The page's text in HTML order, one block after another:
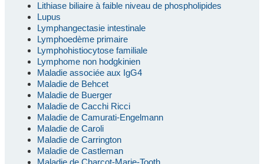
Lithiase biliaire à faible niveau de phospholipides
Lupus
Lymphangectasie intestinale
Lymphoedème primaire
Lymphohistiocytose familiale
Lymphome non hodgkinien
Maladie associée aux IgG4
Maladie de Behcet
Maladie de Buerger
Maladie de Cacchi Ricci
Maladie de Camurati-Engelmann
Maladie de Caroli
Maladie de Carrington
Maladie de Castleman
Maladie de Charcot-Marie-Tooth